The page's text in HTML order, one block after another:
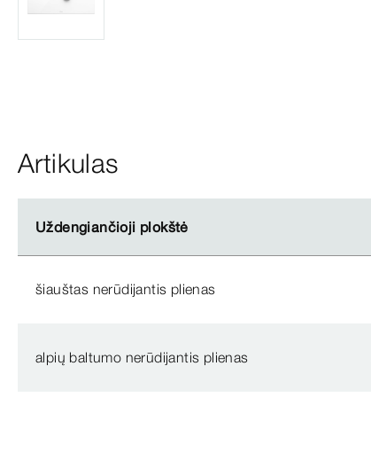
Artikulas
Uždengiančioji plokštė
Uždengiančioji plokštė
šiauštas nerūdijantis plienas
alpių baltumo nerūdijantis plienas